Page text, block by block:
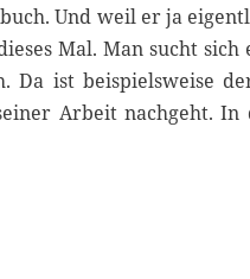
Und weil er ja
Mal. Man sucht
Da ist beispielsweise
Arbeit nachgeht.